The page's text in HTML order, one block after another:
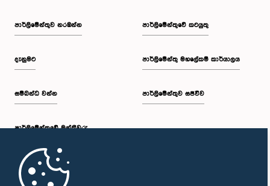
පාර්ලි‌මේන්තුව නරඹන්න
දැනුමට
සම්බන්ධ වන්න
පාර්ලි‌මේන්තුවේ මන්ත්‍රීවරු
මුල් පිටුව
පාර්ලිමේන්තුවේ කටයුතු
පාර්ලිමේන්තු මහලේකම් කාර්යාලය
පාර්ලිමේන්තුව සජීවීව